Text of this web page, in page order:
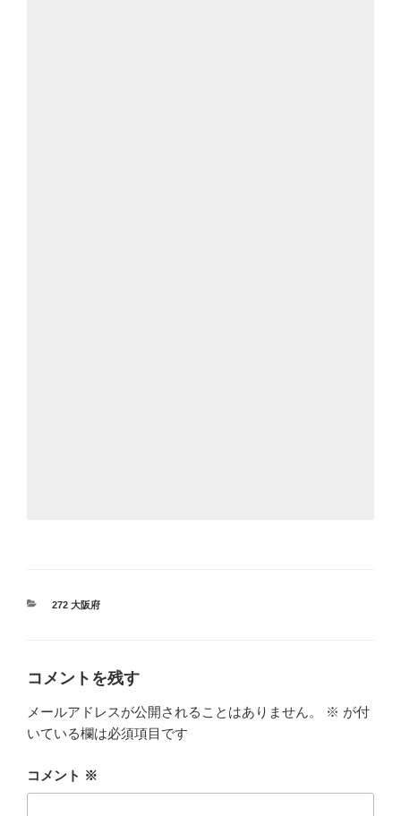
カ
272 大阪府
コメントを残す
メールアドレスが公開されることはありません。 ※ が付
いている欄は必須項目です
コメント ※